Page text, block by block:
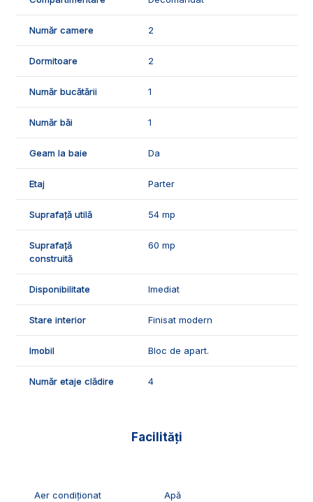
✅Facilitatile si caracteristicile apartamentului:
- loc de parcare;
- interfon.
🌡️Confortul termic al locuintei este asigurat de centrala
termica proprie, geamurile termopan, usa metalica, izolatia
termica.
urmatoarele finisaje:
- parchet laminat;
🤝Recomandam aceasta proprietate clientilor care doresc un
apartament renovat in cartierul Cetate.
📞Pentru mai multe detalii sau pentru programarea unei
vizionari, suntem disponibili pentru dumneavoastra, Echipa
ID Exclusiv - 2319029
Număr camere 2
Dormitoare 2
Număr bucătării 1
Număr băi 1
Geam la baie Da
Etaj Parter
Suprafață utilă 54 mp
Suprafață
construită
60 mp
Disponibilitate Imediat
Stare interior Finisat modern
Imobil Bloc de apart.
Număr etaje clădire 4
Facilități
Aer condiționat Apă